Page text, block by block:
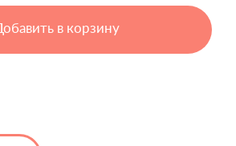
в корзину